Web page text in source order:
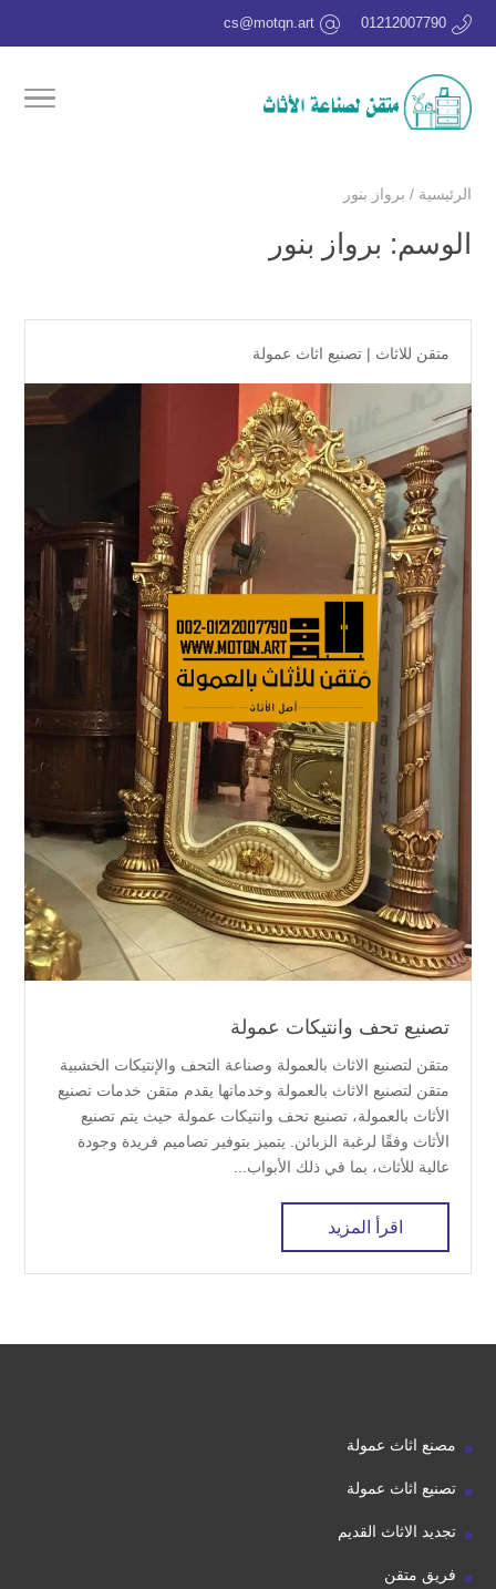
01212007790
cs@motqn.art
الرئيسية / برواز بنور
الوسم: برواز بنور
متقن للاثاث | تصنيع اثاث عمولة
تصنيع تحف وانتيكات عمولة
متقن لتصنيع الاثاث بالعمولة وصناعة التحف والإنتيكات الخشبية
متقن لتصنيع الاثاث بالعمولة وخدماتها يقدم متقن خدمات تصنيع
الأثاث بالعمولة، تصنيع تحف وانتيكات عمولة حيث يتم تصنيع
الأثاث وفقًا لرغبة الزبائن. يتميز بتوفير تصاميم فريدة وجودة
عالية للأثاث، بما في ذلك الأبواب...
اقرأ المزيد
مصنع اثاث عمولة
تصنيع اثاث عمولة
تجديد الاثاث القديم
فريق متقن